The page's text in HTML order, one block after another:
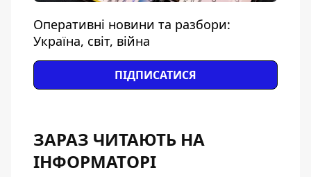
Оперативні новини та разбори:
Україна, світ, війна
ПІДПИСАТИСЯ
ЗАРАЗ ЧИТАЮТЬ НА
ІНФОРМАТОРІ